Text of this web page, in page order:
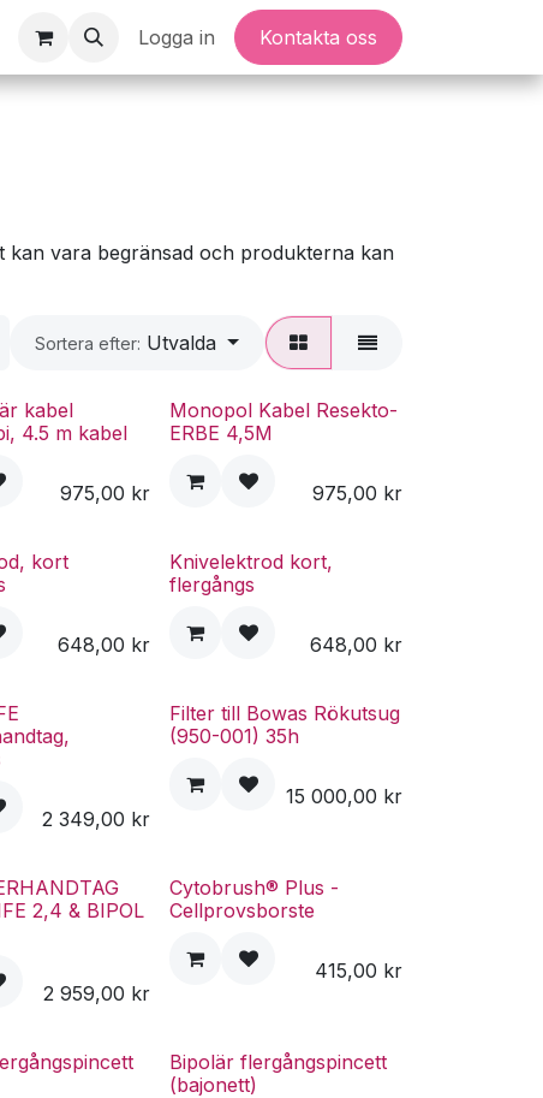
Logga in Kontakta oss
kan vara begränsad och produkterna kan
Sortera efter: Utvalda
kabel
4.5 m kabel
975,00 kr
Monopol Kabel Resekto-
ERBE 4,5M
975,00 kr
kort
648,00 kr
Knivelektrod kort,
flergångs
648,00 kr
2 349,00 kr
Filter till Bowas Rökutsug
(950-001) 35h
15 000,00 kr
2,4 & BIPOL
2 959,00 kr
Cytobrush® Plus -
Cellprovsborste
415,00 kr
Bipolär flergångspincett
(bajonett)